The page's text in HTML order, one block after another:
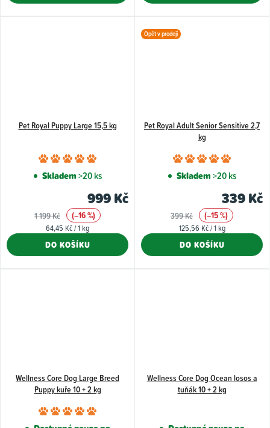
hvězdiček.
Pet Royal Puppy Large 15,5 kg
Průměrné
hodnocení
je
5,0
z
hvězdiček.
Skladem>20 ks
999 Kč
1 199 Kč (–16 %)
Měrná
64,45 Kč / 1 kg
DO KOŠÍKU
Opět v prodeji
Pet Royal Adult Senior Sensitive 2,7
kg
je
5,0
z
Skladem>20 ks
339 Kč
399 Kč (–15 %)
Měrná
125,56 Kč / 1 kg
DO KOŠÍKU
Wellness Core Dog Large Breed
Puppy kuře 10 + 2 kg
Průměrné
Wellness Core Dog Ocean losos a
tuňák 10 + 2 kg